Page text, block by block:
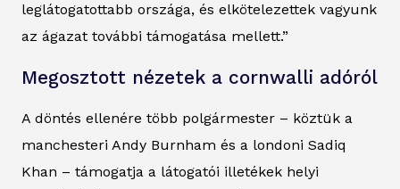
leglátogatottabb országa, és elkötelezettek vagyunk
az ágazat további támogatása mellett.”
Megosztott nézetek a cornwalli adóról
A döntés ellenére több polgármester – köztük a
manchesteri Andy Burnham és a londoni Sadiq
Khan – támogatja a látogatói illetékek helyi